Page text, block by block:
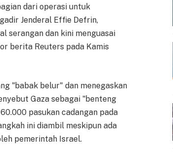
dari operasi untuk
Jenderal Effie Defrin,
serangan dan kini menguasai
berita Reuters pada Kamis
"babak belur" dan menegaskan
Gaza sebagai "benteng
pasukan cadangan pada
ini diambil meskipun ada
pemerintah Israel.